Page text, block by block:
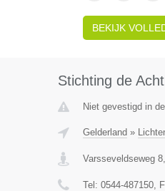
BEKIJK
Stichting de
Niet gevestigd in
Gelderland »
Varsseveldseweg 8,
Tel: 0544-487150,